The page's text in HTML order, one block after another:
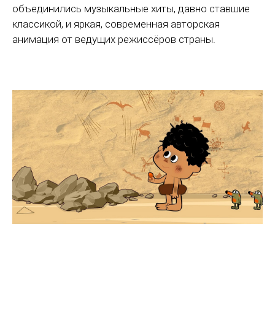
объединились музыкальные хиты, давно ставшие
классикой, и яркая, современная авторская
анимация от ведущих режиссёров страны.